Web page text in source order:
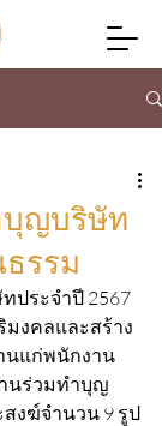
บุญบริษัท
รรม
ประจำปี 2567
มงคลและสร้าง
นแก่พนักงาน
นร่วมทำบุญ
งฆ์จำนวน 9 รูป